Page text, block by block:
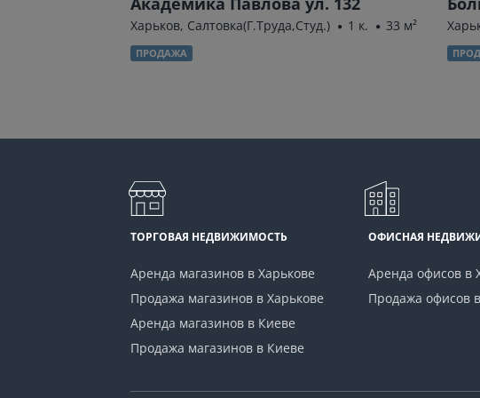
Харьков, Салтовка(Г.Труда,Студ.) 1 к. 33 м²
ПРОДАЖА
ТОРГОВАЯ НЕДВИЖИМОСТЬ
Аренда магазинов в Харькове
Продажа магазинов в Харькове
Аренда магазинов в Киеве
Продажа магазинов в Киеве
ОФИСНАЯ
Аренда офисов в
Продажа офисов